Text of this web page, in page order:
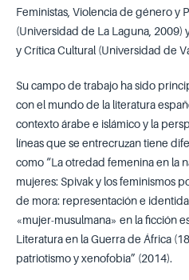
Feministas, Violencia de género y
(Universidad de La Laguna, 2009)
y Crítica Cultural (Universidad de
Su campo de trabajo ha sido
con el mundo de la literatura
contexto árabe e islámico y la
líneas que se entrecruzan tiene
como “La otredad femenina en la
mujeres: Spivak y los feminismos
de mora: representación e
«mujer-musulmana» en la ficción
Literatura en la Guerra de África
patriotismo y xenofobia” (2014).